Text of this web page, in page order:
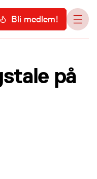
Bli medlem!
på